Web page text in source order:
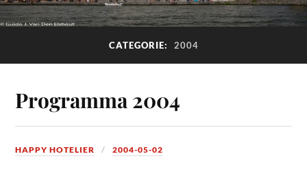
CATEGORIE: 2004
Programma 2004
HAPPY HOTELIER 2004-05-02